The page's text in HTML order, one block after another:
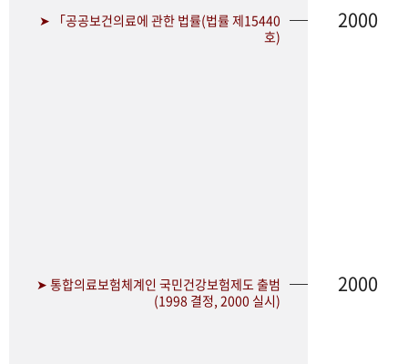
➤ 「공공보건의료에 관한 법률(법률 제15440
호)
2000
➤ 통합의료보험체계인 국민건강보험제도 출범
(1998 결정, 2000 실시)
2000